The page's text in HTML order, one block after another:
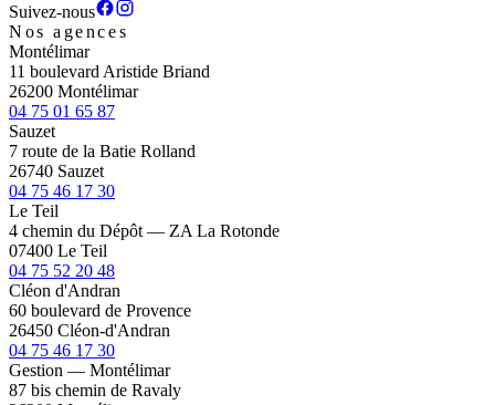
Suivez-nous
Nos agences
Montélimar
11 boulevard Aristide Briand
26200 Montélimar
04 75 01 65 87
Sauzet
7 route de la Batie Rolland
26740 Sauzet
04 75 46 17 30
Le Teil
4 chemin du Dépôt — ZA La Rotonde
07400 Le Teil
04 75 52 20 48
Cléon d'Andran
60 boulevard de Provence
26450 Cléon-d'Andran
04 75 46 17 30
Gestion — Montélimar
87 bis chemin de Ravaly